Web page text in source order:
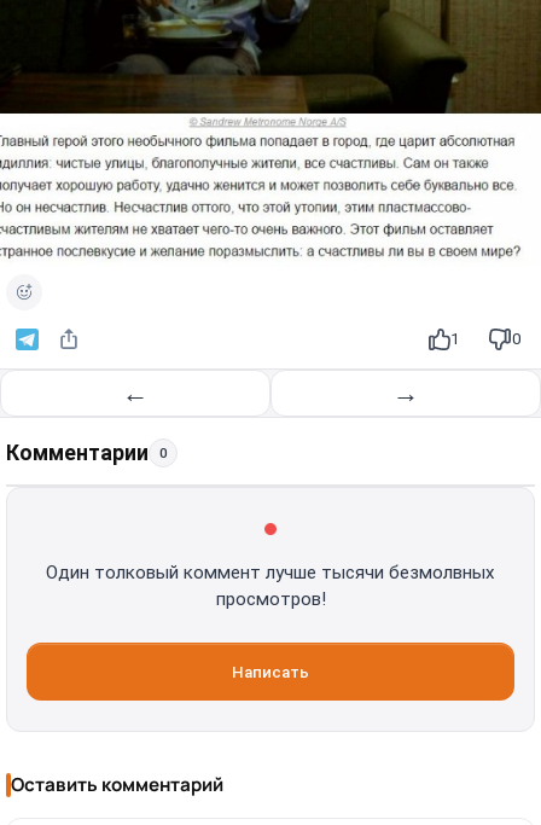
1 0
← →
Комментарии 0
Один толковый коммент лучше тысячи безмолвных
просмотров!
Написать
Оставить комментарий